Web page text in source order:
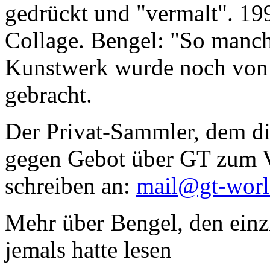
gedrückt und "vermalt".
Collage. Bengel: "So
Kunstwerk wurde noch
gebracht.
Der Privat-Sammler, dem
gegen Gebot über GT zum
schreiben an: mail@gt-
Mehr über Bengel, den
jemals hatte lesen